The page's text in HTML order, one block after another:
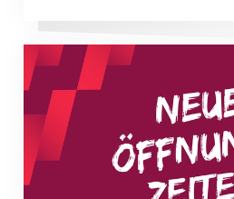
Neue Empfangszeiten ab 1.